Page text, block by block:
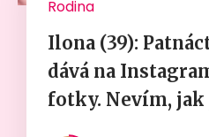
Rodina
Ilona (39):
dává na
fotky. Nevím, jak